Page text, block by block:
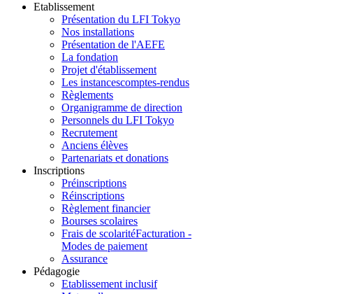
Etablissement
Présentation du LFI Tokyo
Nos installations
Présentation de l'AEFE
La fondation
Projet d'établissement
Les instancescomptes-rendus
Règlements
Organigramme de direction
Personnels du LFI Tokyo
Recrutement
Anciens élèves
Partenariats et donations
Inscriptions
Préinscriptions
Réinscriptions
Règlement financier
Bourses scolaires
Frais de scolaritéFacturation -
Modes de paiement
Assurance
Pédagogie
Etablissement inclusif